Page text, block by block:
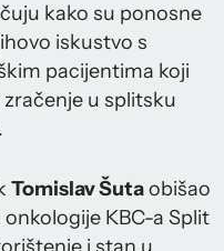
kako su ponosne
iskustvo s
pacijentima koji
u splitsku
Tomislav Šutaobišao
KBC-a Split